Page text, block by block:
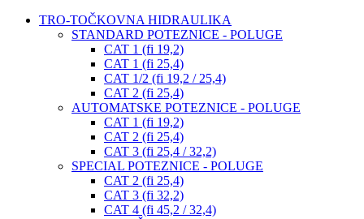
TRO-TOČKOVNA HIDRAULIKA
STANDARD POTEZNICE - POLUGE
CAT 1 (fi 19,2)
CAT 1 (fi 25,4)
CAT 1/2 (fi 19,2 / 25,4)
CAT 2 (fi 25,4)
AUTOMATSKE POTEZNICE - POLUGE
CAT 1 (fi 19,2)
CAT 2 (fi 25,4)
CAT 3 (fi 25,4 / 32,2)
SPECIAL POTEZNICE - POLUGE
CAT 2 (fi 25,4)
CAT 3 (fi 32,2)
CAT 4 (fi 45,2 / 32,4)